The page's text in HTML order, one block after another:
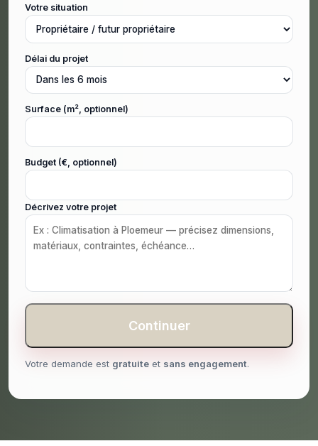
Votre situation
Délai du projet
Surface (m², optionnel)
Budget (€, optionnel)
Décrivez votre projet
Continuer
Votre demande est gratuite et sans engagement.